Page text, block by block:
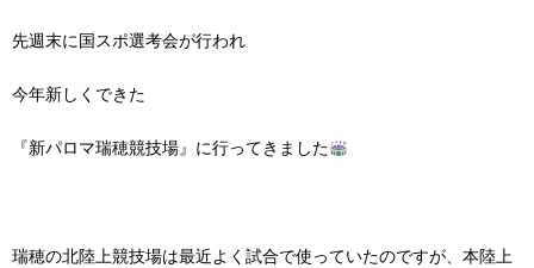
先週末に国スポ選考会が行われ
今年新しくできた
『新パロマ瑞穂競技場』に行ってきました
瑞穂の北陸上競技場は最近よく試合で使っていたのですが、本陸上